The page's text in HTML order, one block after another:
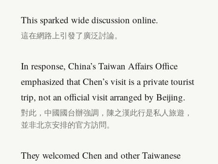
This sparked wide discussion online.
這在網路上引發了廣泛討論。
In response, China’s Taiwan Affairs Office
emphasized that Chen’s visit is a private tourist
trip, not an official visit arranged by Beijing.
對此，中國國台辦強調，陳之漢此行是私人旅遊，
並非北京安排的官方訪問。
They welcomed Chen and other Taiwanese